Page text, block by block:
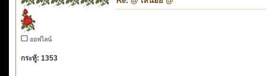
ออฟไลน์
กระทู้: 1353